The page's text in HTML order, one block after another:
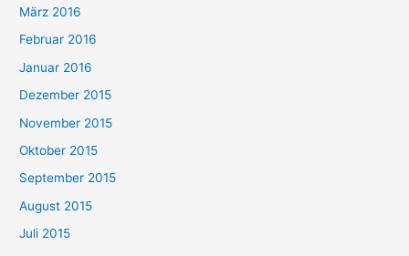
März 2016
Februar 2016
Januar 2016
Dezember 2015
November 2015
Oktober 2015
September 2015
August 2015
Juli 2015